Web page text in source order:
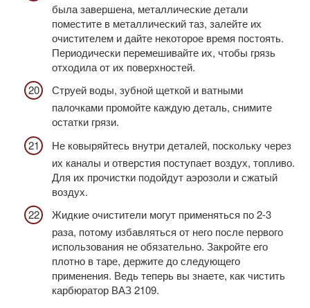
была завершена, металлические детали
поместите в металлический таз, залейте их
очистителем и дайте некоторое время постоять.
Периодически перемешивайте их, чтобы грязь
отходила от их поверхностей.
Струей воды, зубной щеткой и ватными
палочками промойте каждую деталь, снимите
остатки грязи.
Не ковыряйтесь внутри деталей, поскольку через
их каналы и отверстия поступает воздух, топливо.
Для их прочистки подойдут аэрозоли и сжатый
воздух.
Жидкие очистители могут применяться по 2-3
раза, потому избавляться от него после первого
использования не обязательно. Закройте его
плотно в таре, держите до следующего
применения. Ведь теперь вы знаете, как чистить
карбюратор ВАЗ 2109.